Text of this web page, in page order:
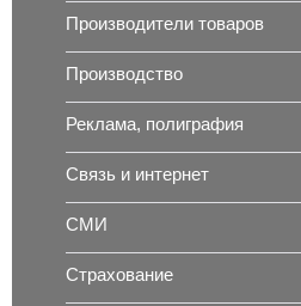
Производители товаров
Производство
Реклама, полиграфия
Связь и интернет
СМИ
Страхование